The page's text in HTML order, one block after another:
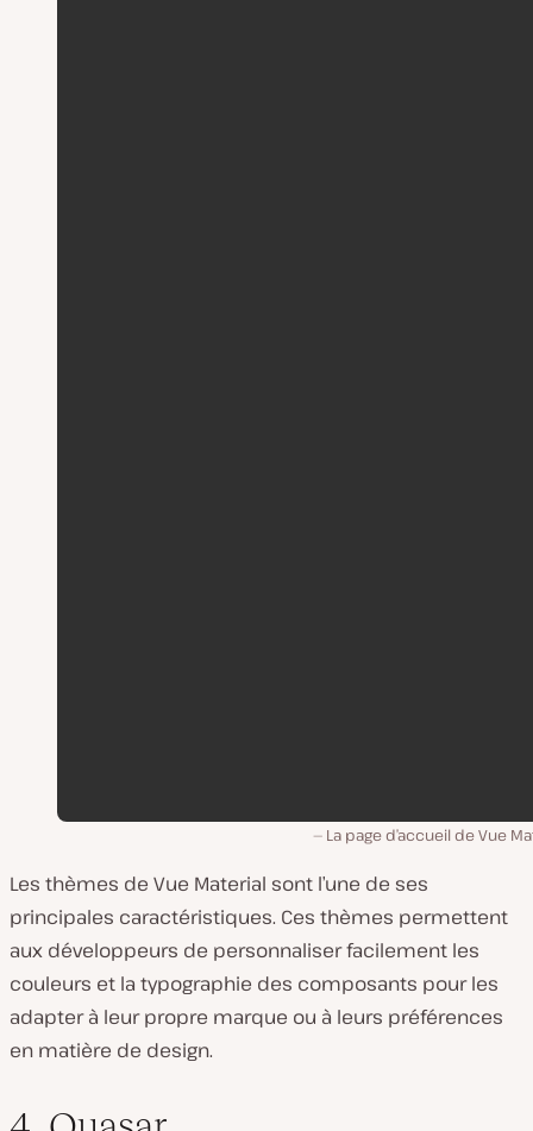
La page d’accueil de Vue
Les thèmes de Vue Material sont l’une de ses
principales caractéristiques. Ces thèmes permettent
aux développeurs de personnaliser facilement les
couleurs et la typographie des composants pour les
adapter à leur propre marque ou à leurs préférences
en matière de design.